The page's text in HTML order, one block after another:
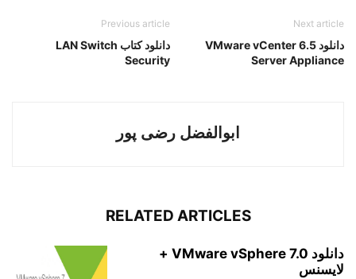
Previous article
دانلود کتاب LAN Switch
Security
Next article
دانلود 6.5 VMware vCenter
Server Appliance
ابوالفضل رضی پور
RELATED ARTICLES
دانلود VMware vSphere 7.0 +
لایسنس